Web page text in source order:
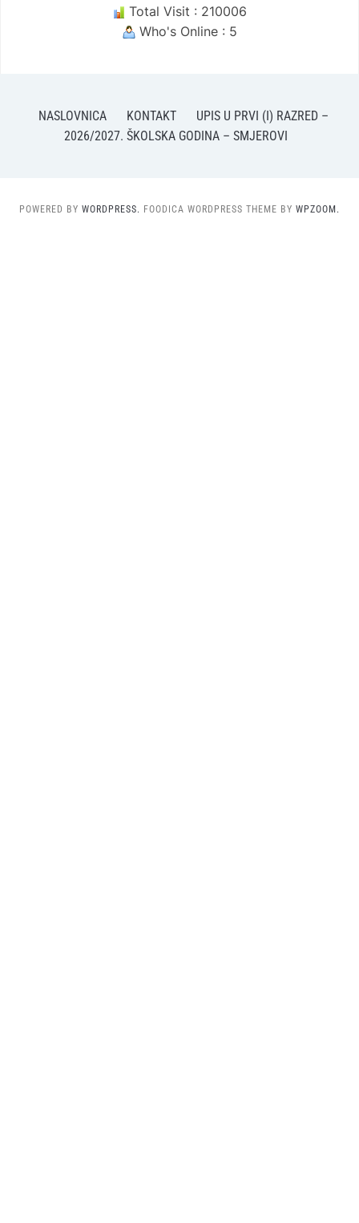
Total Visit : 210006
Who's Online : 5
NASLOVNICA KONTAKT
UPIS U PRVI (I) RAZRED –
2026/2027. ŠKOLSKA GODINA – SMJEROVI
POWERED BY WORDPRESS. FOODICA WORDPRESS THEME BY WPZOOM.